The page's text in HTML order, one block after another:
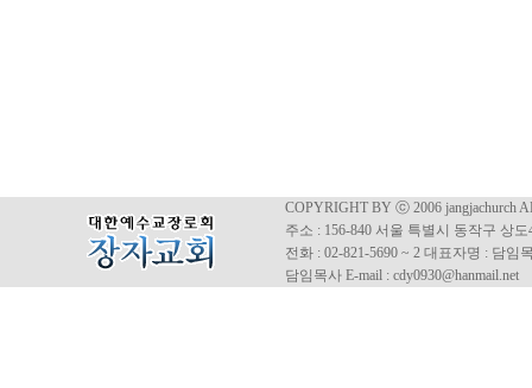
COPYRIGHT BY ⓒ 2006 jangjachurch
주소 : 156-840 서울 특별시 동작구 상도
전화 : 02-821-5690 ~ 2 대표자명 : 담임
담임목사 E-mail : cdy0930@hanmail.net